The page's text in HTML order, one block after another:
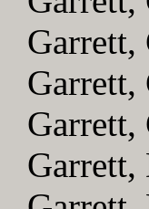
Garrett,
Garrett,